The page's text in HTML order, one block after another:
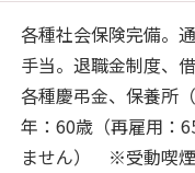
各種社会保険完備。
手当。退職金制度、
各種慶弔金、保養所
年：60歳（再雇用：
ません） ※受動喫煙